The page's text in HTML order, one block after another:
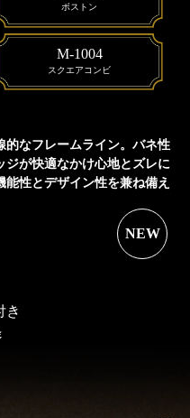
ボストン
M-1004
スクエアコンビ
的なフレームライン。バネ性
ジが快適なかけ心地とズレに
能性とデザイン性を兼ね備え
NEW
き
らかく優しい印象を演出。
グ技術と、贅沢に使用したア
上品な質感に仕上げました。
NEW
角形フレーム。リムにはアセ
いと質感をプラス。細部にま
ンク上の高級感を引き立てま
NEW
き
ョンフレームが、カジュアル
ルなシーンにも対応。 テンプ
感とかけ心地の良さを実現
NEW
ョン
き